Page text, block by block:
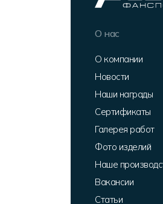
О нас
О компании
Новости
Наши награды
Сертификаты
Галерея работ
Фото изделий
Наше
Вакансии
Статьи